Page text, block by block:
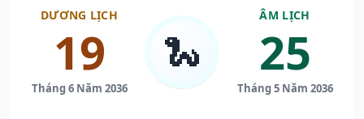
DƯƠNG LỊCH
19
Tháng 6 Năm 2036
🐍
ÂM LỊCH
25
Tháng 5 Năm 2036